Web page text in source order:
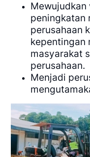
Mewujudkan
peningkatan
perusahaan
kepentingan
masyarakat
perusahaan.
Menjadi